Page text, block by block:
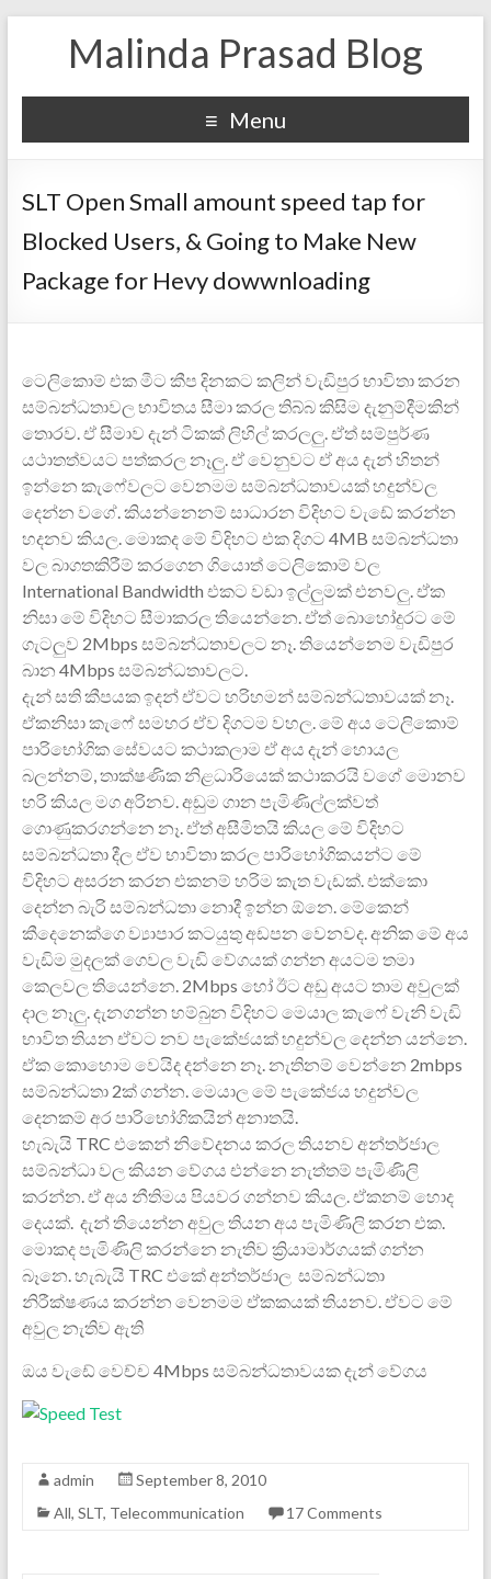
Malinda Prasad Blog
Menu
SLT Open Small amount speed tap for
Blocked Users, & Going to Make New
Package for Hevy dowwnloading
ටෙලිකොම් එක මීට කීප දිනකට කලින් වැඩිපුර භාවිතා කරන
සම්බන්ධතාවල භාවිතය සීමා කරල තිබ්බ කිසිම දැනුම්දීමකින්
තොරව. ඒ සීමාව දැන් ටිකක් ලිහිල් කරලලු. ඒත් සම්පුර්ණ
යථාතත්වයට පත්කරල නෑලු. ඒ වෙනුවට ඒ අය දැන් හිතන්
ඉන්නෙ කැෆේවලට වෙනමම සම්බන්ධතාවයක් හදුන්වල
දෙන්න වගේ. කියන්නෙනම් සාධාරන විදිහට වැඩේ කරන්න
හදනව කියල. මොකද මේ විදිහට එක දිගට 4MB සම්බන්ධතා
වල බාගතකිරීම් කරගෙන ගියොත් ටෙලිකොම් වල
International Bandwidth එකට වඩා ඉල්ලුමක් එනවලු. ඒක
නිසා මේ විදිහට සීමාකරල තියෙන්නෙ. ඒත් බොහෝදුරට මේ
ගැටලුව 2Mbps සම්බන්ධතාවලට නෑ. තියෙන්නෙම වැඩිපුර
බාන 4Mbps සම්බන්ධතාවලට.
දැන් සති කීපයක ඉදන් ඒවට හරිහමන් සම්බන්ධතාවයක් නෑ.
ඒකනිසා කැෆේ සමහර ඒව දිගටම වහල. මේ අය ටෙලිකොම්
පාරිභෝගික සේවයට කථාකලාම ඒ අය දැන් හොයල
බලන්නම්, තාක්ෂණික නිළධාරියෙක් කථාකරයි වගේ මොනව
හරි කියල මග අරිනව. අඩුම ගාන පැමිණිල්ලක්වත්
ගොණුකරගන්නෙ නෑ. ඒත් අසීමිතයි කියල මේ විදිහට
සම්බන්ධතා දීල ඒව භාවිතා කරල පාරිභෝගිකයන්ට මේ
විදිහට අසරන කරන එකනම් හරිම කැත වැඩක්. එක්කො
දෙන්න බැරි සම්බන්ධතා නොදී ඉන්න ඕනෙ. මේකෙන්
කීදෙනෙක්ගෙ ව්‍යාපාර කටයුතු අඩපන වෙනවද. අනික මේ අය
වැඩිම මුදලක් ගෙවල වැඩි වේගයක් ගන්න අයටම තමා
කෙලවල තියෙන්නෙ. 2Mbps හෝ ඊට අඩු අයට තාම අවුලක්
දාල නෑලු. දැනගන්න හම්බුන විදිහට මෙයාල කැෆේ වැනි වැඩි
භාවිත තියන ඒවට නව පැකේජයක් හදුන්වල දෙන්න යන්නෙ.
ඒක කොහොම වෙයිද දන්නෙ නෑ. නැතිනම් වෙන්නෙ 2mbps
සම්බන්ධතා 2ක් ගන්න. මෙයාල මේ පැකේජය හදුන්වල
දෙනකම් අර පාරිභෝගිකයින් අනාතයි.
හැබැයි TRC එකෙන් නිවේදනය කරල තියනව අන්තර්ජාල
සම්බන්ධා වල කියන වේගය එන්නෙ නැත්තම් පැමිණිලි
කරන්න. ඒ අය නීතිමය පියවර ගන්නව කියල. ඒකනම් හොද
දෙයක්. දැන් තියෙන්න අවුල තියන අය පැමිණිලි කරන එක.
මොකද පැමිණිලි කරන්නෙ නැතිව ක්‍රියාමාර්ගයක් ගන්න
බෑනෙ. හැබැයි TRC එකේ අන්තර්ජාල සම්බන්ධතා
නිරීක්ෂණය කරන්න වෙනමම ඒකකයක් තියනව. ඒවට මේ
අවුල නැතිව ඇති
ඔය වැඩේ වෙච්ච 4Mbps සම්බන්ධතාවයක දැන් වේගය
admin
September 8, 2010
All, SLT, Telecommunication 17 Comments